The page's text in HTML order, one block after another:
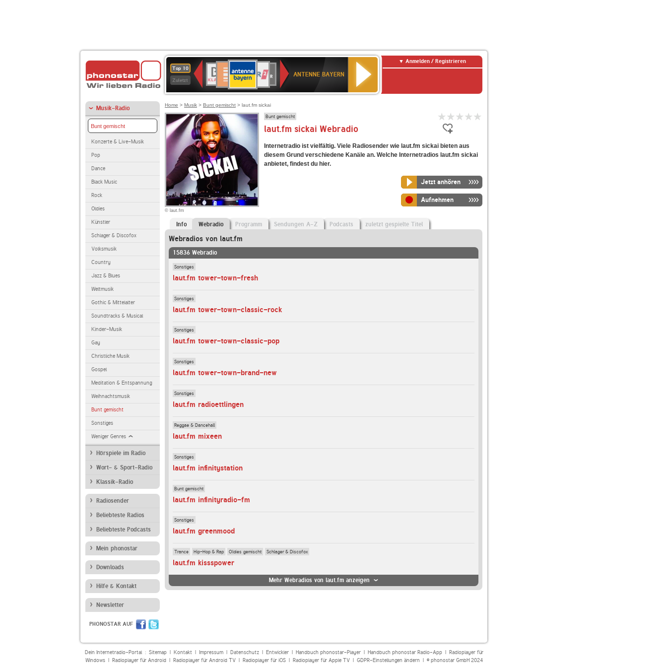
Top 10
Zuletzt
Deutschlandfunk
80er
90er
OLDIE
ANTENNE
SWR3
WDR
4
BR-
KLASSIK
Deutschlandfunk
KulturBAYERN
2
SWR
Kultur
NDR
2
ANTENNE BAYERN
Anmelden / Registrieren
Musik-Radio
Bunt gemischt
Konzerte & Live-Musik
Pop
Dance
Black Music
Rock
Oldies
Künstler
Schlager & Discofox
Volksmusik
Country
Jazz & Blues
Weltmusik
Gothic & Mittelalter
Soundtracks & Musical
Kinder-Musik
Gay
Christliche Musik
Gospel
Meditation & Entspannung
Weihnachtsmusik
Bunt gemischt
Sonstiges
Weniger Genres
Hörspiele im Radio
Wort- & Sport-Radio
Klassik-Radio
Radiosender
Beliebteste Radios
Beliebteste Podcasts
Mein phonostar
Downloads
Hilfe & Kontakt
Newsletter
PHONOSTAR AUF
Home > Musik > Bunt gemischt > laut.fm sickai
© laut.fm
Bunt gemischt
laut.fm sickai Webradio
Internetradio ist vielfältig. Viele Radiosender wie laut.fm sickai bieten aus
diesem Grund verschiedene Kanäle an. Welche Internetradios laut.fm sickai
anbietet, findest du hier.
Jetzt anhören
Aufnehmen
Info Webradio Programm Sendungen A-Z Podcasts zuletzt gespielte Titel
Webradios von laut.fm
15836 Webradio
Sonstiges
laut.fm tower-town-fresh
Sonstiges
laut.fm tower-town-classic-rock
Sonstiges
laut.fm tower-town-classic-pop
Sonstiges
laut.fm tower-town-brand-new
Sonstiges
laut.fm radioettlingen
Reggae & Dancehall
laut.fm mixeen
Sonstiges
laut.fm infinitystation
Bunt gemischt
laut.fm infinityradio-fm
Sonstiges
laut.fm greenmood
Trance Hip-Hop & Rap Oldies gemischt Schlager & Discofox
laut.fm kissspower
Mehr Webradios von laut.fm anzeigen
Dein Internetradio-Portal : Sitemap| Kontakt| Impressum| Datenschutz| Entwickler| Handbuch phonostar-Player| Handbuch phonostar Radio-App| Radioplayer für
Windows| Radioplayer für Android| Radioplayer für Android TV| Radioplayer für iOS| Radioplayer für Apple TV| GDPR-Einstellungen ändern | © phonostar GmbH 2024